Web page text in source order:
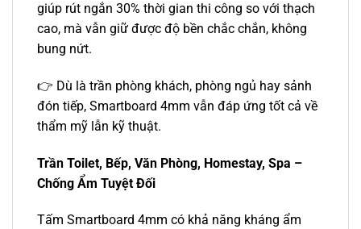
giúp rút ngắn 30% thời gian thi công so với thạch
cao, mà vẫn giữ được độ bền chắc chắn, không
bung nứt.
👉 Dù là trần phòng khách, phòng ngủ hay sảnh
đón tiếp, Smartboard 4mm vẫn đáp ứng tốt cả về
thẩm mỹ lẫn kỹ thuật.
Trần Toilet, Bếp, Văn Phòng, Homestay, Spa –
Chống Ẩm Tuyệt Đối
Tấm Smartboard 4mm có khả năng kháng ẩm